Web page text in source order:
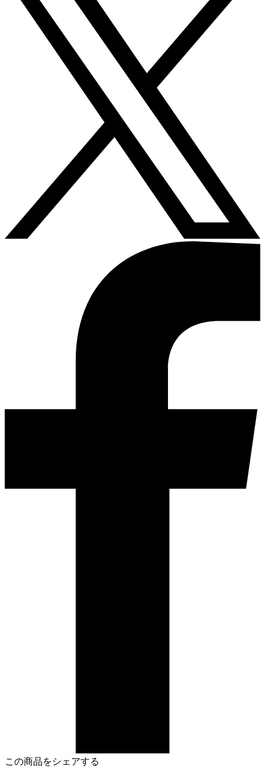
この商品をシェアする